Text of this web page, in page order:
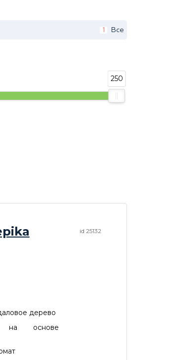
1 Все
250
id 25132
дерево
на основе